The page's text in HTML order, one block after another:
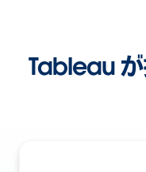
Tableau